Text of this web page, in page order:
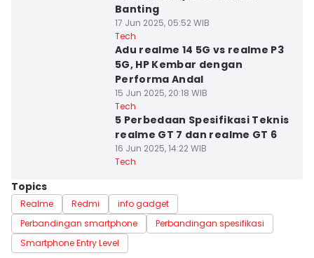
Banting
17 Jun 2025, 05:52 WIB
Tech
Adu realme 14 5G vs realme P3
5G, HP Kembar dengan
Performa Andal
15 Jun 2025, 20:18 WIB
Tech
5 Perbedaan Spesifikasi Teknis
realme GT 7 dan realme GT 6
16 Jun 2025, 14:22 WIB
Tech
Topics
Realme Redmi
info gadget
Perbandingan smartphone
Perbandingan spesifikasi
Smartphone Entry Level